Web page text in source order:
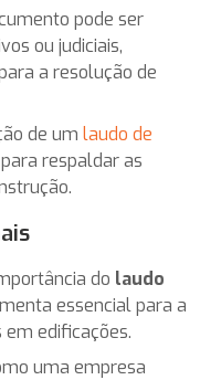
pode ser
ou judiciais,
a resolução de
de umlaudo de
respaldar as
do laudo
essencial para a
edificações.
uma empresa